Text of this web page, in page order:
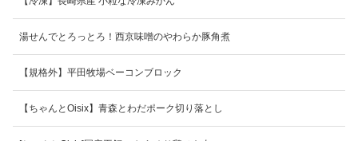
湯せんでとろっとろ！西京味噌のやわらか豚角煮
【規格外】平田牧場ベーコンブロック
【ちゃんとOisix】青森とわだポーク切り落とし